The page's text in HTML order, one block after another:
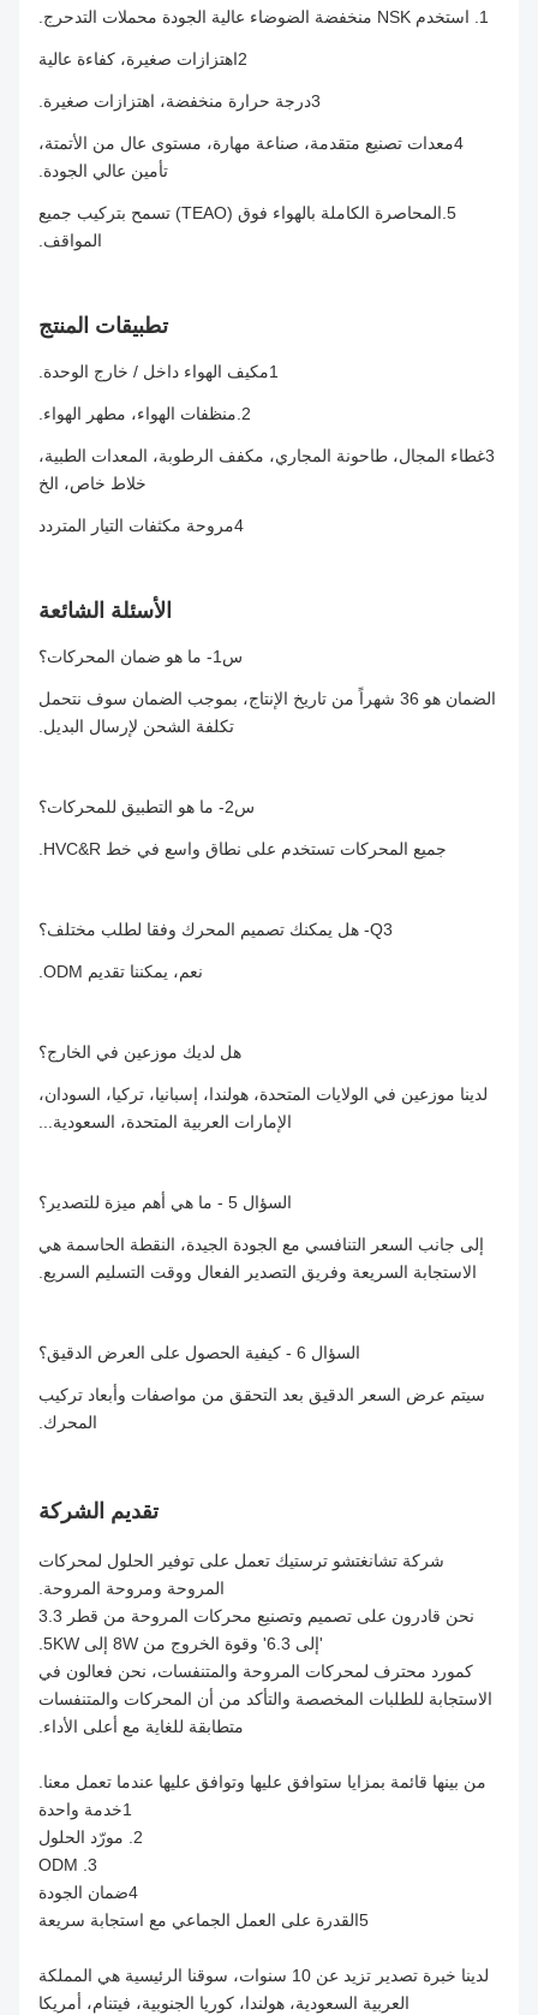
4معدات تصنيع متقدمة، صناعة مهارة، مستوى عال من الأتمتة،
تأمين عالي الجودة.
5.المحاصرة الكاملة بالهواء فوق (TEAO) تسمح بتركيب جميع
المواقف.
تطبيقات المنتج
منظفات الهواء، مطهر الهواء.
3غطاء المجال، طاحونة المجاري، مكفف الرطوبة، المعدات الطبية،
خلاط خاص، الخ
الأسئلة الشائعة
الضمان هو 36 شهراً من تاريخ الإنتاج، بموجب الضمان سوف نتحمل
تكلفة الشحن لإرسال البديل.
جميع المحركات تستخدم على نطاق واسع في خط HVC&R.
نعم، يمكننا تقديم ODM.
هل لديك موزعين في الخارج؟
لدينا موزعين في الولايات المتحدة، هولندا، إسبانيا، تركيا، السودان،
الإمارات العربية المتحدة، السعودية...
السؤال 5 - ما هي أهم ميزة للتصدير؟
إلى جانب السعر التنافسي مع الجودة الجيدة، النقطة الحاسمة هي
الاستجابة السريعة وفريق التصدير الفعال ووقت التسليم السريع.
السؤال 6 - كيفية الحصول على العرض الدقيق؟
سيتم عرض السعر الدقيق بعد التحقق من مواصفات وأبعاد تركيب
المحرك.
تقديم الشركة
شركة تشانغتشو ترستيك تعمل على توفير الحلول لمحركات
المروحة ومروحة المروحة.
نحن قادرون على تصميم وتصنيع محركات المروحة من قطر 3.3
كمورد محترف لمحركات المروحة والمتنفسات، نحن فعالون في
الاستجابة للطلبات المخصصة والتأكد من أن المحركات والمتنفسات
متطابقة للغاية مع أعلى الأداء.
من بينها قائمة بمزايا ستوافق عليها وتوافق عليها عندما تعمل معنا.
لدينا خبرة تصدير تزيد عن 10 سنوات، سوقنا الرئيسية هي المملكة
العربية السعودية، هولندا، كوريا الجنوبية، فيتنام، أمريكا